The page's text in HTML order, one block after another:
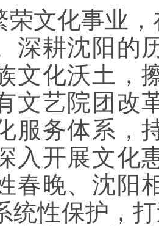
荣文化事业
深耕沈阳的
文化沃土，
文艺院团改
服务体系，
入开展文化
春晚、沈阳
统性保护，